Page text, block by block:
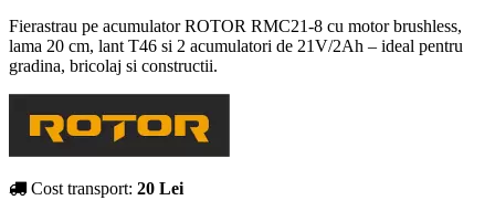
Fierastrau pe acumulator ROTOR RMC21-8 cu motor brushless,
lama 20 cm, lant T46 si 2 acumulatori de 21V/2Ah – ideal pentru
gradina, bricolaj si constructii.
Cost transport: 20 Lei